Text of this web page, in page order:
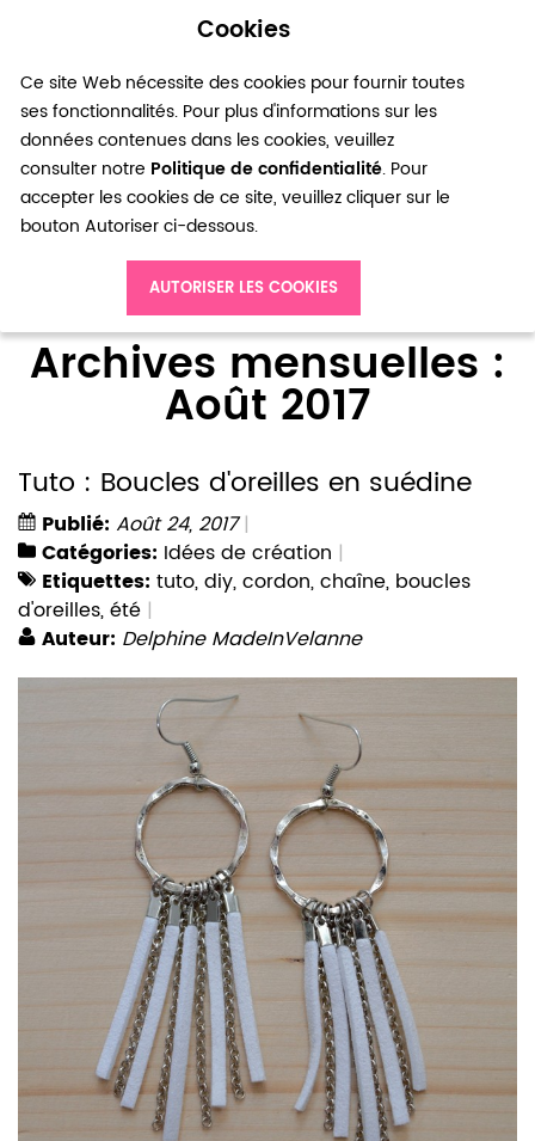
Cookies
Ce site Web nécessite des cookies pour fournir toutes
ses fonctionnalités. Pour plus d'informations sur les
données contenues dans les cookies, veuillez
consulter notre Politique de confidentialité. Pour
accepter les cookies de ce site, veuillez cliquer sur le
bouton Autoriser ci-dessous.
AUTORISER LES COOKIES
0
Blog Archives mensuelles : Août 2017
Archives mensuelles :
Août 2017
Tuto : Boucles d'oreilles en suédine
Publié: Août 24, 2017
Catégories: Idées de création
Etiquettes: tuto,diy,cordon,chaîne, boucles
d'oreilles,été
Auteur: Delphine MadeInVelanne